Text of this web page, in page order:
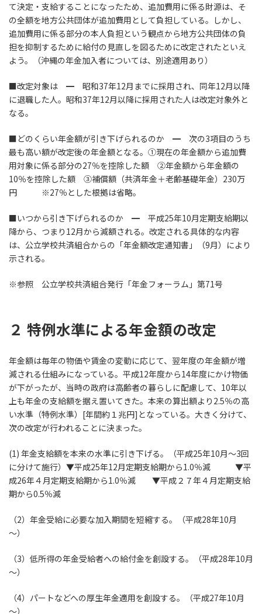
て決定・支給することになったため、追加費用に係る財源は、そ
の全額を地方公共団体が追加費用として負担している。しかし、
追加費用に係る部分の本人負担という観点から地方公共団体の負
担を抑制するために給付の見直しを図るために改定されたといえ
よう。（沖縄の年金加入者については、別途適用あり）
■改定対象は ━ 昭和37年12月までに採用され、同年12月以降
に退職した人。昭和37年12月以降に採用された人は改定対象外と
なる。
■どのくらい年金額が引き下げられるのか ━ 次の3項目のうち
最も高い額が改定後の年金額となる。①現在の年金額から追加費
用対象に係る部分の27％を控除した額 ②年金額から年金額の
10％を控除した額 ③補償額（共済年金＋老齢基礎年金）230万
円 ※27％とした根拠は省略。
■いつから引き下げられるのか ━ 平成25年10月定期支給期以
降から、つまり12月から減額される。改定される具体的な内容
は、公立学校共済組合からの「年金額改定通知書」（9月）により
示される。
※参照 公立学校共済組合発行「年金フォーラム」第71号
２ 特例水準による年金額の改定
年金額は毎年の物価や賃金の変動に応じて、翌年度の年金額が増
減される仕組みになっている。平成12年度から14年度にかけ物価
が下がったが、当時の政府は高齢者の暮らしに配慮して、10年以
上も年金の支給額を据え置いてきた。本来の算出額より2.5％の高
い水準（特例水準）[年間約１兆円]となっている。大きく分けて、
次の改定が行われることに決まった。
(1) 年金支給額を本来の水準に引き下げる。（平成25年10月～3回
に分けて施行）▼平成25年12月定期支給期から1.0％減 ▼平
成26年４月定期支給期から1.0％減 ▼平成２７年４月定期支給
期から0.5％減
（2）年金受給に必要な加入期間を短縮する。（平成28年10月
～）
（3）低所得の年金受給者への給付金を創設する。（平成28年10月
～）
（4）パートなどへの厚生年金適用を創設する。（平成27年10月
～）